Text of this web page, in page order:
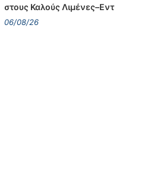
στους Καλούς Λιμένες–Εντ
06/08/26